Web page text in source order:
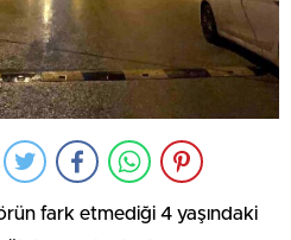
fark etmediği 4 yaşındaki